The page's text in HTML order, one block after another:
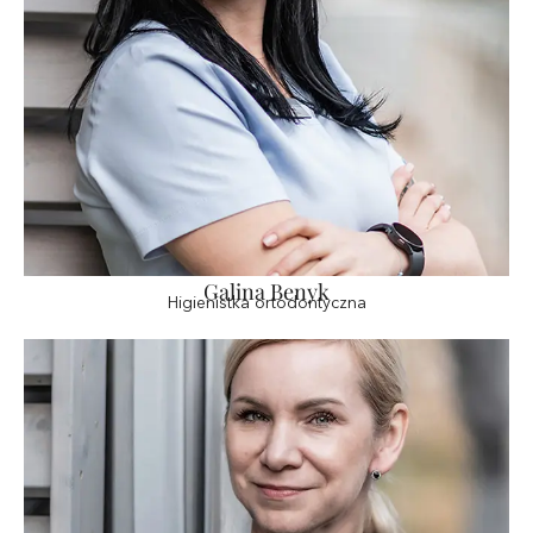
Dowiedz się więcej
Galina Benyk
Higienistka ortodontyczna